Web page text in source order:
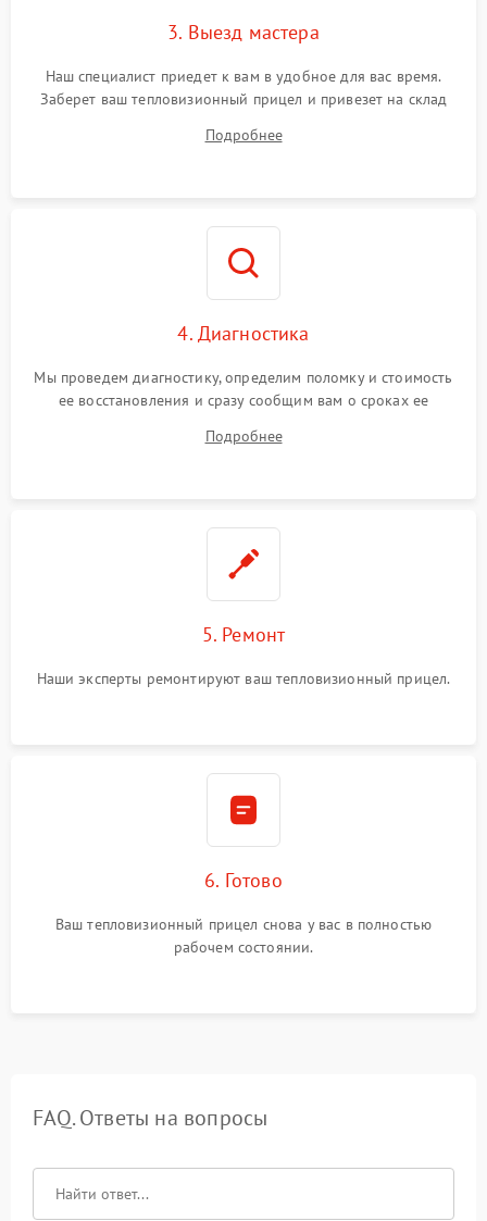
3. Выезд мастера
Наш специалист приедет к вам в удобное для вас время.
Заберет ваш тепловизионный прицел и привезет на склад
Подробнее
4. Диагностика
Мы проведем диагностику, определим поломку и стоимость
ее восстановления и сразу сообщим вам о сроках ее
Подробнее
5. Ремонт
Наши эксперты ремонтируют ваш тепловизионный прицел.
6. Готово
Ваш тепловизионный прицел снова у вас в полностью
рабочем состоянии.
FAQ. Ответы на вопросы